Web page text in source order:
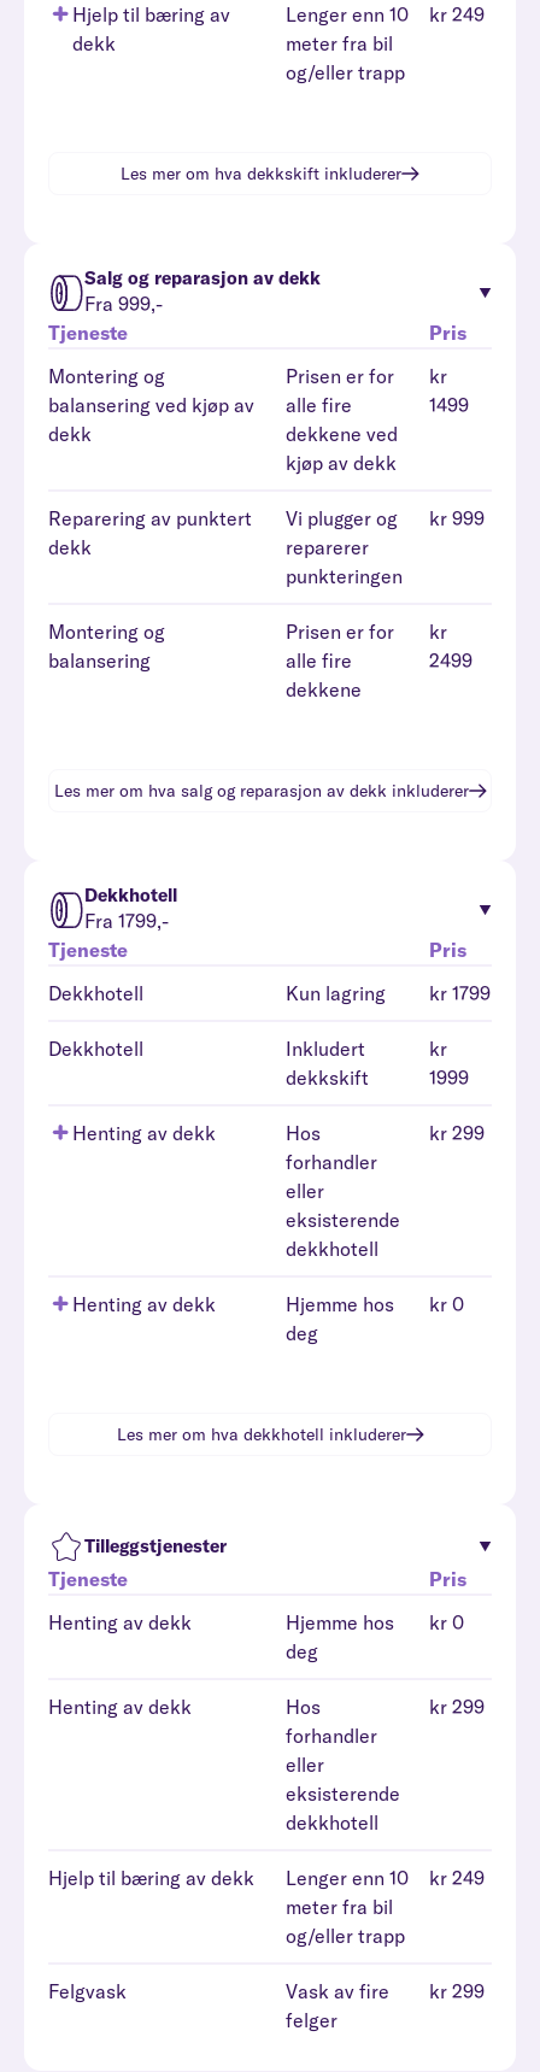
Hjelp til bæring av
dekk
Lenger enn 10
meter fra bil
og/eller trapp
kr 249
Les mer om hva dekkskift inkluderer
Salg og reparasjon av dekk
Fra 999,-
Tjeneste
Pris
Montering og
balansering ved kjøp av
dekk
Prisen er for
alle fire
dekkene ved
kjøp av dekk
kr
1499
Reparering av punktert
dekk
Vi plugger og
reparerer
punkteringen
kr 999
Montering og
balansering
Prisen er for
alle fire
dekkene
kr
2499
Les mer om hva salg og reparasjon av dekk inkluderer
Dekkhotell
Fra 1799,-
Tjeneste
Pris
Dekkhotell
Kun lagring kr 1799
Dekkhotell
Inkludert
dekkskift
kr
1999
Henting av dekk
Hos
forhandler
eller
eksisterende
dekkhotell
kr 299
Henting av dekk
Hjemme hos
deg
kr 0
Les mer om hva dekkhotell inkluderer
Tilleggstjenester
Tjeneste
Pris
Henting av dekk
Hjemme hos
deg
kr 0
Henting av dekk
Hos
forhandler
eller
eksisterende
dekkhotell
kr 299
Hjelp til bæring av dekk
Lenger enn 10
meter fra bil
og/eller trapp
kr 249
Felgvask
Vask av fire
felger
kr 299